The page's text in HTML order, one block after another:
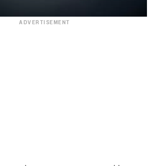
ADVERTISEMENT